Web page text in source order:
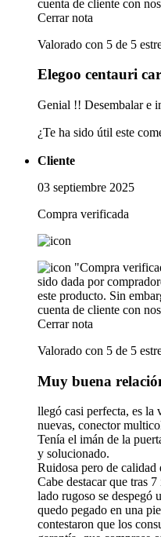
cuenta de cliente con
Cerrar nota
Valorado con 5 de 5
Elegoo centauri
Genial !! Desembalar e
¿Te ha sido útil este
Cliente
03 septiembre 2025
Compra verificada
"Compra
sido dada por
este producto. Sin
cuenta de cliente con
Cerrar nota
Valorado con 5 de 5
Muy buena
llegó casi perfecta, es la
nuevas, conector
Tenía el imán de la
y solucionado.
Ruidosa pero de
Cabe destacar que tras
lado rugoso se despegó
quedo pegado en una
contestaron que los